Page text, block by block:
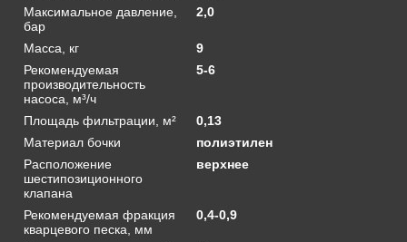
Максимальное давление,
бар
2,0
Масса, кг
9
Рекомендуемая
производительность
насоса, м³/ч
5-6
Площадь фильтрации, м²
0,13
Материал бочки
полиэтилен
Расположение
шестипозиционного
клапана
верхнее
Рекомендуемая фракция
кварцевого песка, мм
0,4-0,9